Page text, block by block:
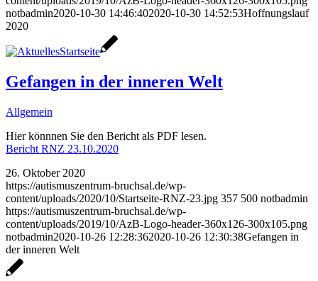
notbadmin2020-10-30 14:46:402020-10-30 14:52:53Hoffnungslauf
2020
Gefangen in der inneren Welt
Allgemein
Hier könnnen Sie den Bericht als PDF lesen.
Bericht RNZ 23.10.2020
26. Oktober 2020
https://autismuszentrum-bruchsal.de/wp-
content/uploads/2020/10/Startseite-RNZ-23.jpg 357 500 notbadmin
https://autismuszentrum-bruchsal.de/wp-
content/uploads/2019/10/AzB-Logo-header-360x126-300x105.png
notbadmin2020-10-26 12:28:362020-10-26 12:30:38Gefangen in
der inneren Welt